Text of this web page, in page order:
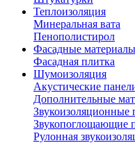
Теплоизоляция
Минеральная вата
Пенополистирол
Фасадные материалы
Фасадная плитка
Шумоизоляция
Акустические
Дополнительные
Звукоизоляционные
Звукопоглощающие
Рулонная